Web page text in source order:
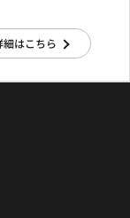
細はこちら